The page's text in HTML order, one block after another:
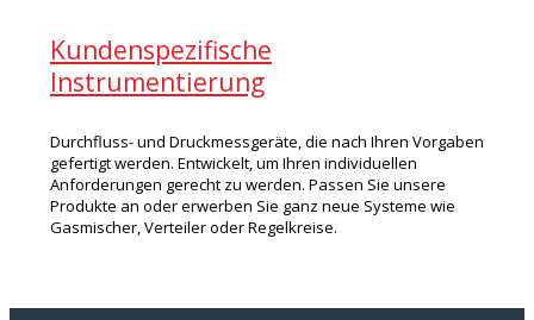
Kundenspezifische
Instrumentierung
Durchfluss- und Druckmessgeräte, die nach Ihren Vorgaben
gefertigt werden. Entwickelt, um Ihren individuellen
Anforderungen gerecht zu werden. Passen Sie unsere
Produkte an oder erwerben Sie ganz neue Systeme wie
Gasmischer, Verteiler oder Regelkreise.